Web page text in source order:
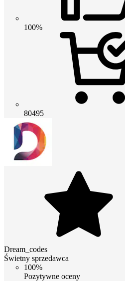
100%
80495
Dream_codes
Świetny sprzedawca
100%
Pozytywne oceny